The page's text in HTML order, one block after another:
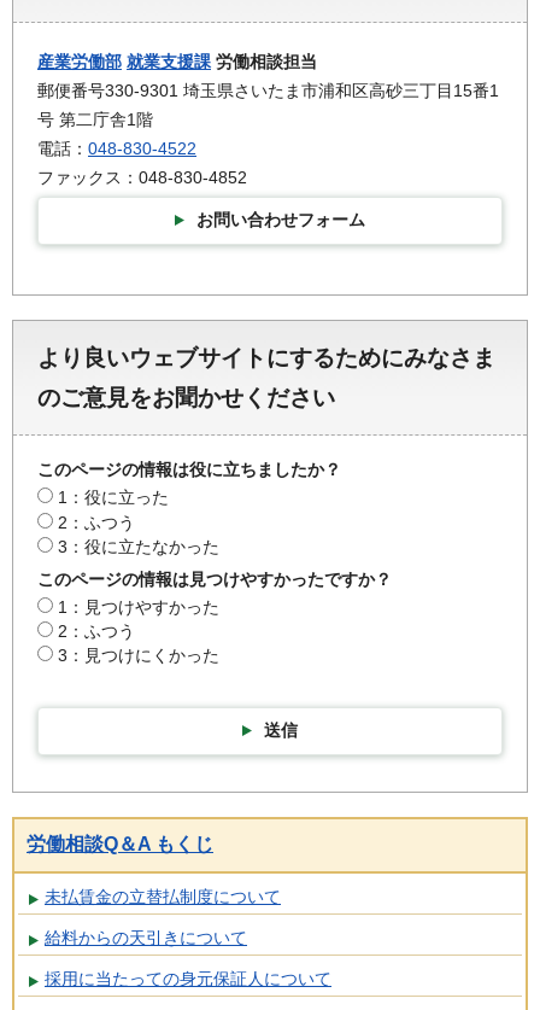
産業労働部 就業支援課 労働相談担当
郵便番号330-9301 埼玉県さいたま市浦和区高砂三丁目15番1
号 第二庁舎1階
電話： 048-830-4522
ファックス：048-830-4852
お問い合わせフォーム
より良いウェブサイトにするためにみなさま
のご意見をお聞かせください
このページの情報は役に立ちましたか？
1：役に立った
2：ふつう
3：役に立たなかった
このページの情報は見つけやすかったですか？
1：見つけやすかった
2：ふつう
3：見つけにくかった
送信
労働相談Q＆A もくじ
未払賃金の立替払制度について
給料からの天引きについて
採用に当たっての身元保証人について